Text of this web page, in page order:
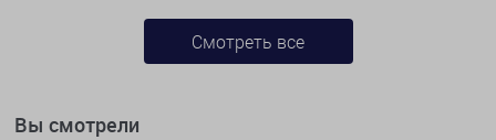
Смотреть все
Вы смотрели